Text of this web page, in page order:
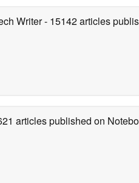
Writer- 15142 articles
articles published on